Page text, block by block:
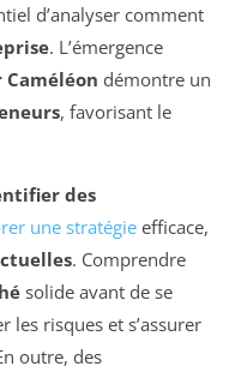
d’analyser comment
. L’émergence
démontre un
, favorisant le
des
une stratégieefficace,
. Comprendre
solide avant de se
risques et s’assurer
outre, des